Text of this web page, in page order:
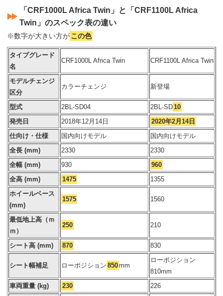
「CRF1000L Africa Twin」と「CRF1100L Africa
Twin」のスペック表の違い
※数字が大きい方がこの色
タイプグレード
名
CRF1000L Africa Twin CRF1100L Africa Twin
モデルチェンジ
区分
カラーチェンジ 新登場
型式 2BL-SD04 2BL-SD10
発売日
2018年12月14日
2020年2月14日
仕向け・仕様
国内向けモデル
国内向けモデル
全長 (mm)
2330
2330
全幅 (mm)
930
960
全高 (mm)
1475
1355
ホイールベース
(mm)
1575 1560
最低地上高（ｍ
ｍ）
250 210
シート高 (mm) 870 830
シート幅補足 ローポジション 850mm
ローポジション
810mm
車両重量 (kg)
230
226